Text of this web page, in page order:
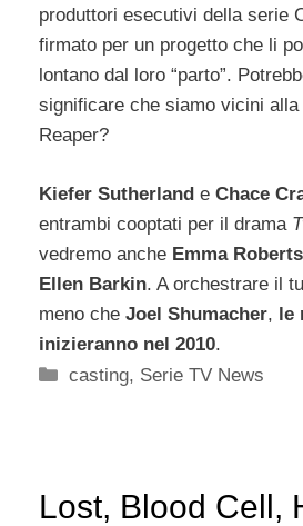
produttori esecutivi della serie
firmato per un progetto che li
lontano dal loro “parto”.
significare che siamo vicini alla
Reaper?
Kiefer Sutherland e Chace
entrambi cooptati per il drama
vedremo anche Emma Roberts
Ellen Barkin. A orchestrare il
meno che Joel Shumacher, le
inizieranno nel 2010.
Categorie
casting, Serie TV News
Lost, Blood Cell,